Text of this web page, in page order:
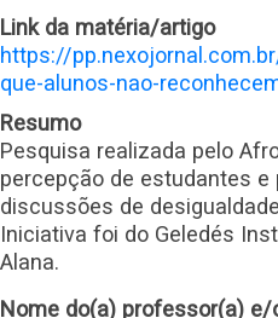
Link da matéria/artigo
https://
que-alunos-nao-
Resumo
Pesquisa realizada pelo
percepção de estudantes
discussões de
Iniciativa foi do Geledés
Alana.
Nome do(a) professor(a)